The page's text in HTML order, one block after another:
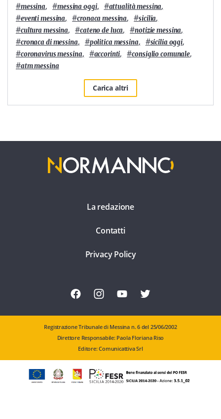
#messina, #messina oggi, #attualità messina,
#eventi messina, #cronaca messina, #sicilia,
#cultura messina, #cateno de luca, #notizie messina,
#cronaca di messina, #politica messina, #sicilia oggi,
#coronavirus messina, #accorinti, #consiglio comunale,
#atm messina
Carica altri
La redazione
Contatti
Privacy Policy
Registrazione Tribunale di Messina n. 6 del 25/06/2002
Direttore Responsabile: Paola Floriana Riso
Editore: Comunicattiva Srl